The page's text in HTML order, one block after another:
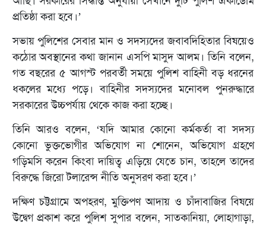
প্রতিষ্ঠা করা হবে।’
সভায় পুলিশের সেবার মান ও সদস্যদের জবাবদিহিতার বিষয়েও
কঠোর অবস্থানের কথা জানান এসপি মাসুদ আলম। তিনি বলেন,
গত বছরের ৫ আগস্ট পরবর্তী সময়ে পুলিশ বাহিনী বড় ধরনের
ধকলের মধ্যে পড়ে। বাহিনীর সদস্যদের মনোবল পুনরুদ্ধারে
সরকারের উচ্চপর্যায় থেকে কাজ করা হচ্ছে।
তিনি আরও বলেন, ‘যদি আমার কোনো কর্মকর্তা বা সদস্য
কোনো ভুক্তভোগীর অভিযোগ না শোনেন, অভিযোগ গ্রহণে
গড়িমসি করেন কিংবা দায়িত্ব এড়িয়ে যেতে চান, তাহলে তাদের
বিরুদ্ধে জিরো টলারেন্স নীতি অনুসরণ করা হবে।’
দক্ষিণ চট্টগ্রামে অপহরণ, মুক্তিপণ আদায় ও চাঁদাবাজির বিষয়ে
উদ্বেগ প্রকাশ করে পুলিশ সুপার বলেন, সাতকানিয়া, লোহাগাড়া,